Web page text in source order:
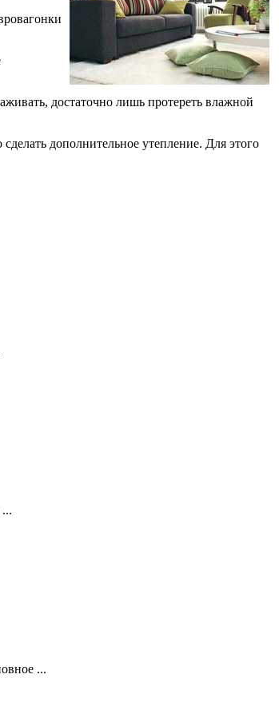
достаточно лишь протереть влажной
дополнительное утепление. Для этого
...